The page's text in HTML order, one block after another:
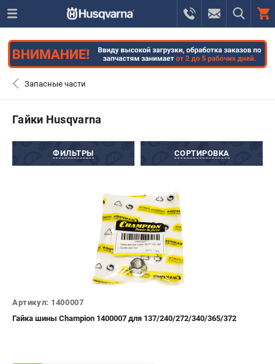
ИЗБРАННОЕ ( 0 )
ВХОД ИЛИ РЕГИСТРАЦИЯ
ЗАКАЗАТЬ ЗАПЧАСТЬ
0 ₽
Запасные части
Гайки Husqvarna
ФИЛЬТРЫ СОРТИРОВКА
Артикул: 1400007
Гайка шины Champion 1400007 для 137/240/272/340/365/372